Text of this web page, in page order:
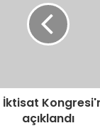
İktisat
açıklandı